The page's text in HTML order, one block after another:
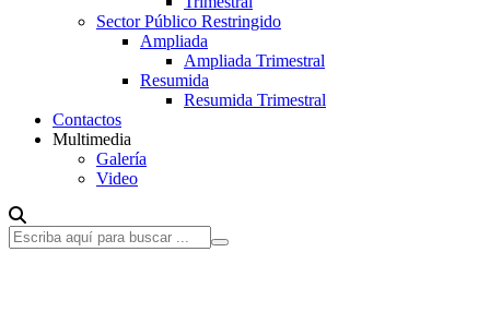
Sector Público Restringido
Ampliada
Ampliada Trimestral
Resumida
Resumida Trimestral
Contactos
Multimedia
Galería
Video